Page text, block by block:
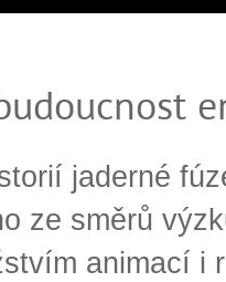
jaderné
ze směrů
animací i